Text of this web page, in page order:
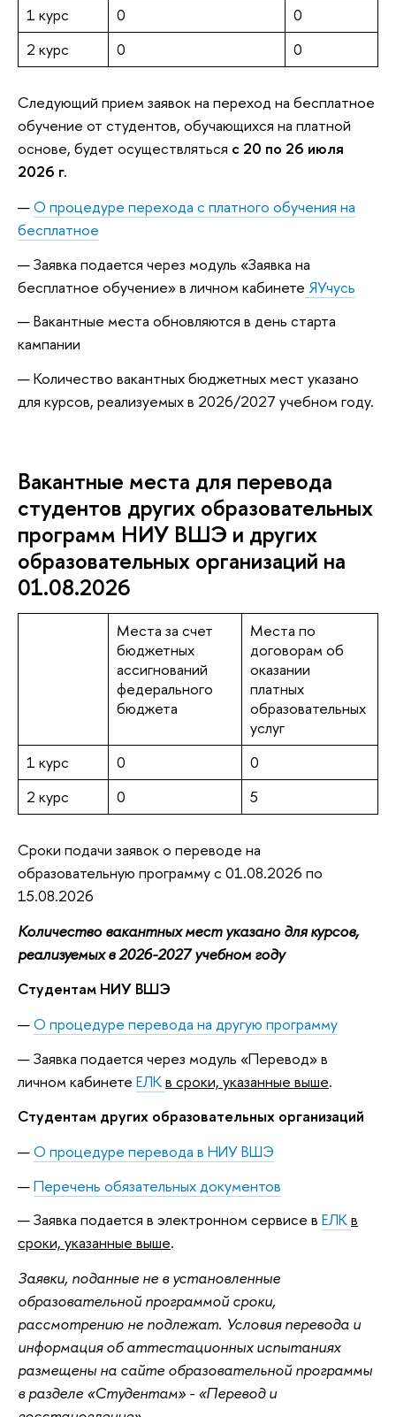
1 курс 0
0
2 курс
0 0
Следующий прием заявок на переход на бесплатное
обучение от студентов, обучающихся на платной
основе, будет осуществляться с 20 по 26 июля
2026 г.
О процедуре перехода с платного обучения на
бесплатное
Заявка подается через модуль «Заявка на
бесплатное обучение» в личном кабинете ЯУчусь
Вакантные места обновляются в день старта
кампании
Количество вакантных бюджетных мест указано
для курсов, реализуемых в 2026/2027 учебном году.
Вакантные места для перевода
студентов других образовательных
программ НИУ ВШЭ и других
образовательных организаций на
01.08.2026
Места за счет
бюджетных
ассигнований
федерального
бюджета
Места по
договорам об
оказании
платных
образовательных
услуг
1 курс
0
0
2 курс
0 5
Сроки подачи заявок о переводе на
образовательную программу с 01.08.2026 по
15.08.2026
Количество вакантных мест указано для курсов,
реализуемых в 2026-2027 учебном году
Студентам НИУ ВШЭ
О процедуре перевода на другую программу
Заявка подается через модуль «Перевод» в
личном кабинете ЕЛКв сроки, указанные выше.
Студентам других образовательных организаций
О процедуре перевода в НИУ ВШЭ
Перечень обязательных документов
Заявка подается в электронном сервисе в ЕЛКв
сроки, указанные выше.
Заявки, поданные не в установленные
образовательной программой сроки,
рассмотрению не подлежат. Условия перевода и
информация об аттестационных испытаниях
размещены на сайте образовательной программы
в разделе «Студентам» - «Перевод и